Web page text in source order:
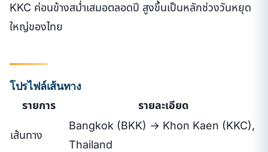
KKC ค่อนข้างสม่ำเสมอตลอดปี สูงขึ้นเป็นหลักช่วงวันหยุด
ใหญ่ของไทย
โปรไฟล์เส้นทาง
รายการ รายละเอียด
เส้นทาง
Bangkok (BKK) → Khon Kaen (KKC),
Thailand